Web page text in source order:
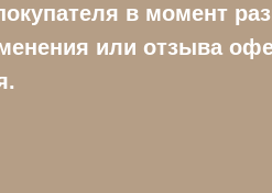
в момент
или отзыва